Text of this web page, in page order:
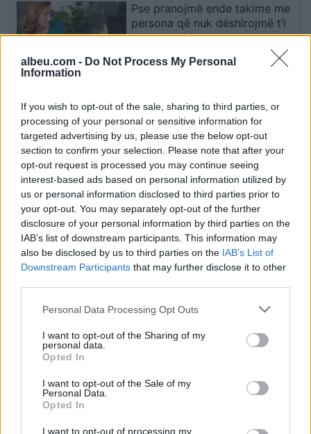
albeu.com - Do Not Process My Personal
Information
If you wish to opt-out of the sale, sharing to third parties, or
processing of your personal or sensitive information for
targeted advertising by us, please use the below opt-out
section to confirm your selection. Please note that after your
opt-out request is processed you may continue seeing
interest-based ads based on personal information utilized by
us or personal information disclosed to third parties prior to
your opt-out. You may separately opt-out of the further
disclosure of your personal information by third parties on the
IAB’s list of downstream participants. This information may
also be disclosed by us to third parties on the IAB’s List of
Downstream Participants that may further disclose it to other
Personal Data Processing Opt Outs
I want to opt-out of the Sharing of my
personal data.
Opted In
I want to opt-out of the Sale of my
Personal Data.
Opted In
I want to opt-out of processing my
Pse pranojmë ende takime me
persona që nuk dëshirojmë t’i
shohim më?
Kosovës, reagon Ministria e
Jashtme: Prishtina dhe Kievi
nuk mund të krahasohen
Esim for Global|Esim for Europe|
Esim for Caribbean